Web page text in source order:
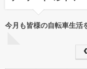
今月も皆様の自転車生活